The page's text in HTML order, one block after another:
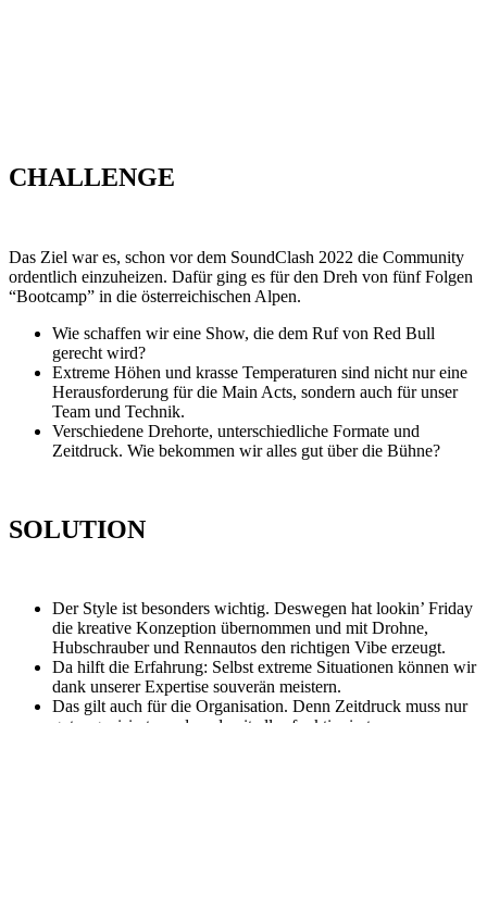
CHALLENGE
Das Ziel war es, schon vor dem SoundClash 2022 die Community
ordentlich einzuheizen. Dafür ging es für den Dreh von fünf Folgen
“Bootcamp” in die österreichischen Alpen.
Wie schaffen wir eine Show, die dem Ruf von Red Bull
gerecht wird?
Extreme Höhen und krasse Temperaturen sind nicht nur eine
Herausforderung für die Main Acts, sondern auch für unser
Team und Technik.
Verschiedene Drehorte, unterschiedliche Formate und
Zeitdruck. Wie bekommen wir alles gut über die Bühne?
SOLUTION
Der Style ist besonders wichtig. Deswegen hat lookin’ Friday
die kreative Konzeption übernommen und mit Drohne,
Hubschrauber und Rennautos den richtigen Vibe erzeugt.
Da hilft die Erfahrung: Selbst extreme Situationen können wir
dank unserer Expertise souverän meistern.
Das gilt auch für die Organisation. Denn Zeitdruck muss nur
gut organisiert werden, damit alles funktioniert.